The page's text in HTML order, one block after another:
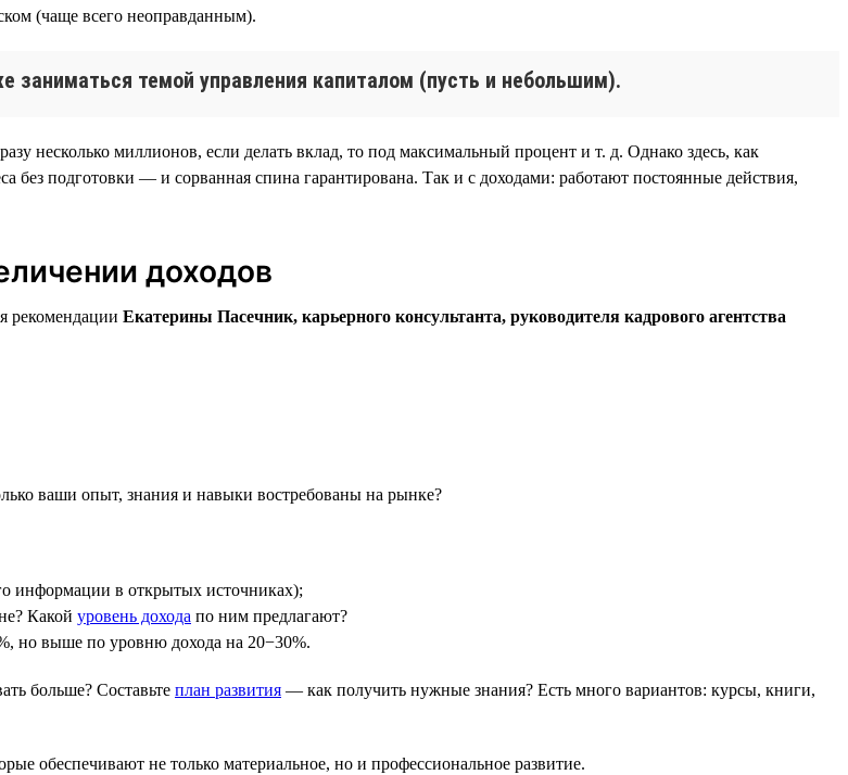
(чаще всего неоправданным).
темой управления капиталом (пусть и небольшим).
несколько миллионов, если делать вклад, то под максимальный процент и т. д. Однако здесь, как
без подготовки — и сорванная спина гарантирована. Так и с доходами: работают постоянные действия,
доходов
рекомендации Екатерины Пасечник, карьерного консультанта, руководителя кадрового агентства
ваши опыт, знания и навыки востребованы на рынке?
информации в открытых источниках);
Какой уровень дохода по ним предлагают?
но выше по уровню дохода на 20−30%.
больше? Составьте план развития — как получить нужные знания? Есть много вариантов: курсы, книги,
обеспечивают не только материальное, но и профессиональное развитие.